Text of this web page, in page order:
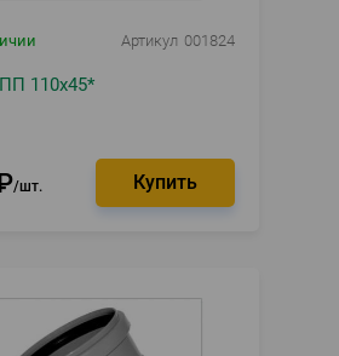
Артикул 001824
110х45*
шт.